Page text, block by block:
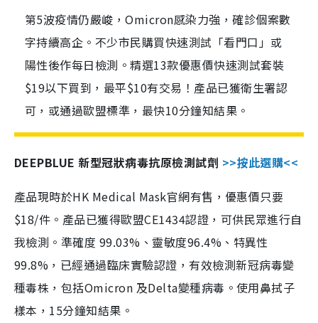
第5波疫情仍嚴峻，Omicron感染力強，確診個案數
字持續高企。不少市民購買快速測試「看門口」或
陽性後作每日檢測。精選13款優惠價快速測試套裝
$19以下買到，最平$10有交易！產品已獲衛生署認
可，或通過歐盟標準，最快10分鐘知結果。
DEEPBLUE 新型冠狀病毒抗原檢測試劑 >>按此選購<<
產品現時於HK Medical Mask官網有售，優惠價只要
$18/件。產品已獲得歐盟CE1434認證，可供民眾進行自
我檢測。準確度 99.03%、靈敏度96.4%、特異性
99.8%，已經通過臨床實驗認證，有效檢測新冠病毒變
種毒株，包括Omicron 及Delta變種病毒。使用鼻拭子
樣本，15分鐘知結果。